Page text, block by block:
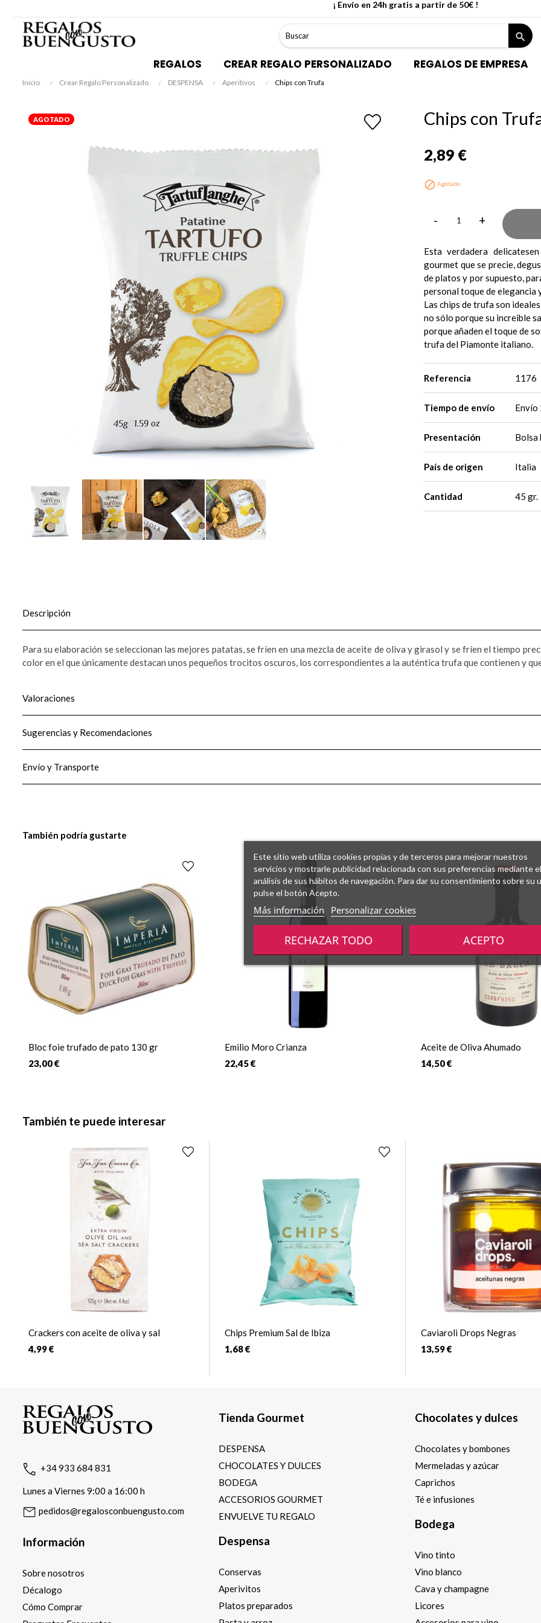
¡ Envío en 24h gratis a partir de 50€ !
search
REGALOS CREAR REGALO PERSONALIZADO REGALOS DE EMPRESA
Inicio Crear Regalo Personalizado DESPENSA Aperitivos Chips con Trufa
AGOTADO Chips con
2,89 €
 Agotado
- +
Esta verdadera
gourmet que se precie,
de platos y por supuesto,
personal toque de
Las chips de trufa son
no sólo porque su increible
porque añaden el toque de
trufa del Piamonte italiano.
Referencia 1176
Tiempo de envío Envío
Presentación Bolsa
País de origen Italia
Cantidad 45 gr.
Descripción
Para su elaboración se seleccionan las mejores patatas, se fríen en una mezcla de aceite de oliva y girasol y se fríen el tiempo
color en el que únicamente destacan unos pequeños trocitos oscuros, los correspondientes a la auténtica trufa que contienen y
Valoraciones
Sugerencias y Recomendaciones
Envío y Transporte
También podría gustarte
Bloc foie trufado de pato 130 gr
23,00 €
Emilio Moro Crianza
22,45 €
Aceite de Oliva Ahumado
14,50 €
También te puede interesar
Crackers con aceite de oliva y sal
4,99 €
Chips Premium Sal de Ibiza
1,68 €
Caviaroli Drops Negras
13,59 €
+34 933 684 831
Lunes a Viernes 9:00 a 16:00 h
pedidos@regalosconbuengusto.com
Información
Sobre nosotros
Décalogo
Cómo Comprar
Tienda Gourmet
DESPENSA
CHOCOLATES Y DULCES
BODEGA
ACCESORIOS GOURMET
ENVUELVE TU REGALO
Despensa
Conservas
Aperivitos
Platos preparados
Chocolates y dulces
Chocolates y bombones
Mermeladas y azúcar
Caprichos
Té e infusiones
Bodega
Vino tinto
Vino blanco
Cava y champagne
Licores
Este sitio web utiliza cookies propias y de terceros para mejorar nuestros
servicios y mostrarle publicidad relacionada con sus preferencias mediante el
análisis de sus hábitos de navegación. Para dar su consentimiento sobre su
pulse el botón Acepto.
Más información Personalizar cookies
RECHAZAR TODO ACEPTO